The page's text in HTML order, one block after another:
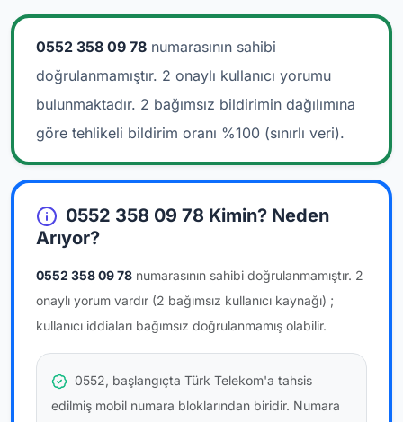
0552 358 09 78 numarasının sahibi
doğrulanmamıştır. 2 onaylı kullanıcı yorumu
bulunmaktadır. 2 bağımsız bildirimin dağılımına
göre tehlikeli bildirim oranı %100 (sınırlı veri).
0552 358 09 78 Kimin? Neden
Arıyor?
0552 358 09 78 numarasının sahibi doğrulanmamıştır. 2
onaylı yorum vardır (2 bağımsız kullanıcı kaynağı) ;
kullanıcı iddiaları bağımsız doğrulanmamış olabilir.
0552, başlangıçta Türk Telekom'a tahsis
edilmiş mobil numara bloklarından biridir. Numara